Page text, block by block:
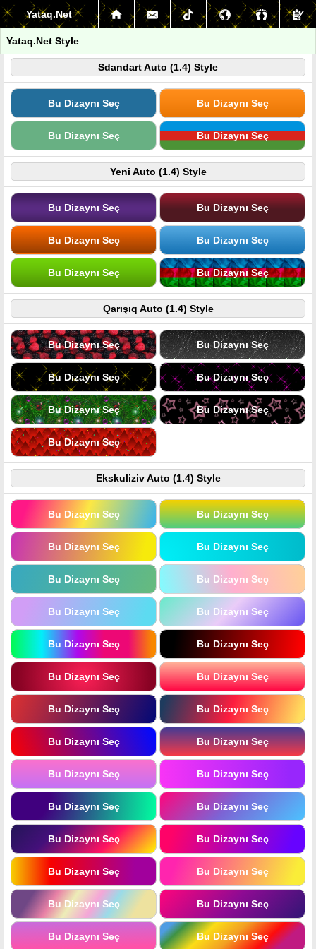
Yataq.Net
Yataq.Net Style
Sdandart Auto (1.4) Style
Bu Dizaynı Seç Bu Dizaynı Seç
Bu Dizaynı Seç Bu Dizaynı Seç
Yeni Auto (1.4) Style
Bu Dizaynı Seç Bu Dizaynı Seç
Bu Dizaynı Seç Bu Dizaynı Seç
Bu Dizaynı Seç Bu Dizaynı Seç
Qarışıq Auto (1.4) Style
Bu Dizaynı Seç Bu Dizaynı Seç
Bu Dizaynı Seç Bu Dizaynı Seç
Bu Dizaynı Seç Bu Dizaynı Seç
Bu Dizaynı Seç
Ekskuliziv Auto (1.4) Style
Bu Dizaynı Seç Bu Dizaynı Seç
Bu Dizaynı Seç Bu Dizaynı Seç
Bu Dizaynı Seç Bu Dizaynı Seç
Bu Dizaynı Seç Bu Dizaynı Seç
Bu Dizaynı Seç Bu Dizaynı Seç
Bu Dizaynı Seç Bu Dizaynı Seç
Bu Dizaynı Seç Bu Dizaynı Seç
Bu Dizaynı Seç Bu Dizaynı Seç
Bu Dizaynı Seç Bu Dizaynı Seç
Bu Dizaynı Seç Bu Dizaynı Seç
Bu Dizaynı Seç Bu Dizaynı Seç
Bu Dizaynı Seç Bu Dizaynı Seç
Bu Dizaynı Seç Bu Dizaynı Seç
Bu Dizaynı Seç Bu Dizaynı Seç